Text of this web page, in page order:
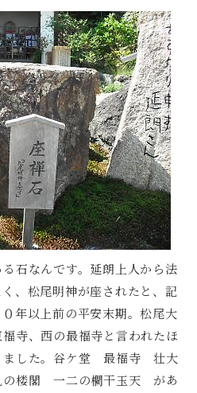
石なんです。延朗上人から法
、松尾明神が座されたと、記
年以上前の平安末期。松尾大
寺、西の最福寺と言われたほ
ました。谷ケ堂 最福寺 壮大
楼閣 一二の欄干玉天 があ